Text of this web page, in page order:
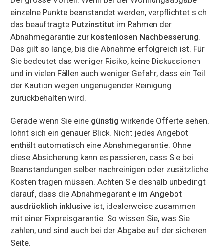
einzelne Punkte beanstandet werden, verpflichtet sich
das beauftragte Putzinstitut im Rahmen der
Abnahmegarantie zur kostenlosen Nachbesserung.
Das gilt so lange, bis die Abnahme erfolgreich ist. Für
Sie bedeutet das weniger Risiko, keine Diskussionen
und in vielen Fällen auch weniger Gefahr, dass ein Teil
der Kaution wegen ungenügender Reinigung
zurückbehalten wird.
Gerade wenn Sie eine günstig wirkende Offerte sehen,
lohnt sich ein genauer Blick. Nicht jedes Angebot
enthält automatisch eine Abnahmegarantie. Ohne
diese Absicherung kann es passieren, dass Sie bei
Beanstandungen selber nachreinigen oder zusätzliche
Kosten tragen müssen. Achten Sie deshalb unbedingt
darauf, dass die Abnahmegarantie im Angebot
ausdrücklich inklusive ist, idealerweise zusammen
mit einer Fixpreisgarantie. So wissen Sie, was Sie
zahlen, und sind auch bei der Abgabe auf der sicheren
Seite.